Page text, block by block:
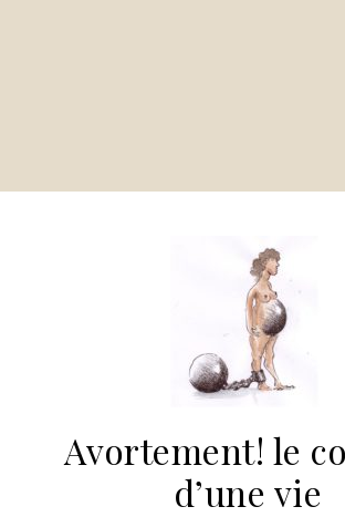
Avortement! le
d’une vie